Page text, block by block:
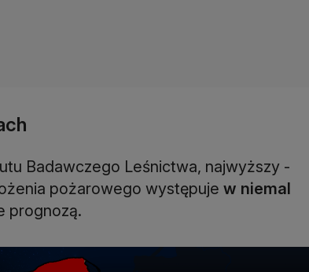
Badawczego Leśnictwa, najwyższy -
pożarowego występuje w niemal
prognozą.